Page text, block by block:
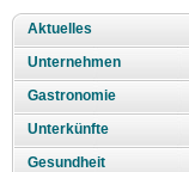
Aktuelles
Unternehmen
Gastronomie
Unterkünfte
Gesundheit